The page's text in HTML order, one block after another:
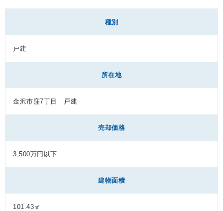
種別
戸建
所在地
金沢市窪7丁目 戸建
売却価格
3,500万円以下
建物面積
101.43㎡